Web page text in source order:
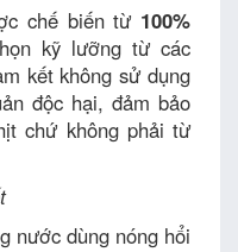
chế biến từ 100%
kỹ lưỡng từ các
kết không sử dụng
độc hại, đảm bảo
chứ không phải từ
nước dùng nóng hổi